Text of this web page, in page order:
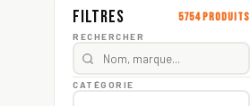
Filtres 5754 produits
RECHERCHER
CATÉGORIE